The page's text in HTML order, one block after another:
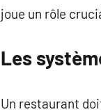
joue un rôle
Les
Un restaurant